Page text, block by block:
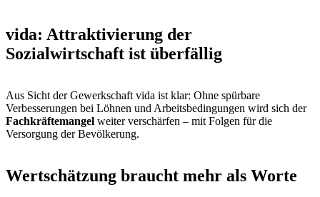
vida: Attraktivierung der
Sozialwirtschaft ist überfällig
Aus Sicht der Gewerkschaft vida ist klar: Ohne spürbare
Verbesserungen bei Löhnen und Arbeitsbedingungen wird sich der
Fachkräftemangel weiter verschärfen – mit Folgen für die
Versorgung der Bevölkerung.
Wertschätzung braucht mehr als Worte